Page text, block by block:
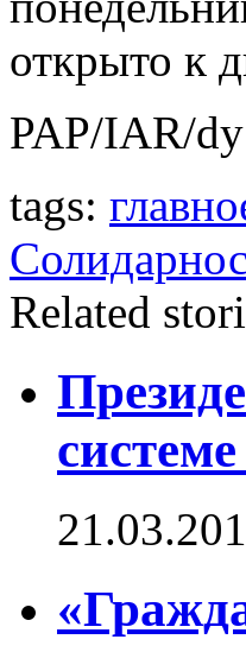
открыто к
PAP/IAR/dy
tags:
Related